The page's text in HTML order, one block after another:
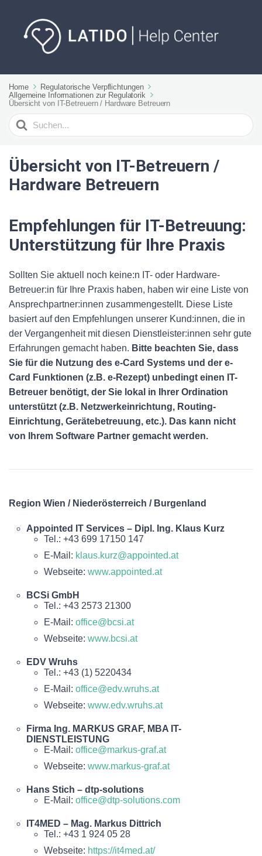
Home
Regulatorische Verpflichtungen
Allgemeine Informationen zur Regulatorik
Übersicht von IT-Betreuern / Hardware Betreuern
Suchen
nach
Übersicht von IT-Betreuern /
Hardware Betreuern
Empfehlungen für IT-Betreuung:
Unterstützung für Ihre Praxis
Sollten Sie aktuell noch keine:n IT- oder Hardware-
Betreuer:in für Ihre Praxis haben, haben wir eine Liste von
Ansprechpartner:innen zusammengestellt. Diese Liste
basiert auf den Empfehlungen unserer Kund:innen, die in
der Vergangenheit mit diesen Dienstleister:innen sehr gute
Erfahrungen gemacht haben. Bitte beachten Sie, dass
Sie für die Nutzung des e-Card Systems und der e-
Card Funktionen (z.B. e-Rezept) unbedingt einen IT-
Betreuer benötigt, der Sie lokal in Ihrer Ordination
unterstützt (z.B. Netzwerkeinrichtung, Routing-
Einrichtung, Gerätebetreuung, etc.). Das kann nicht
von Ihrem Software Partner gemacht werden.
Region Wien / Niederösterreich / Burgenland
Appointed IT Services – Dipl. Ing. Klaus Kurz
Tel.: +43 699 17150 147
E-Mail: klaus.kurz@appointed.at
Webseite: www.appointed.at
BCSi GmbH
Tel.: +43 2573 21300
E-Mail: office@bcsi.at
Webseite: www.bcsi.at
EDV Wruhs
Tel.: +43 (1) 5220434
E-Mail: office@edv.wruhs.at
Webseite: www.edv.wruhs.at
Firma Ing. MARKUS GRAF, MBA IT-
DIENSTLEISTUNG
E-Mail: office@markus-graf.at
Webseite: www.markus-graf.at
Hans Stich – dtp-solutions
E-Mail: office@dtp-solutions.com
IT4MED – Mag. Markus Dittrich
Tel.: +43 1 924 05 28
Webseite: https://it4med.at/